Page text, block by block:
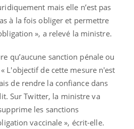
mais elle n’est pas
à la fois obliger et permettre
», a relevé la ministre.
qu’aucune sanction pénale ou
L'objectif de cette mesure n'est
de rendre la confiance dans
Sur Twitter, la ministre va
les sanctions
vaccinale », écrit-elle.